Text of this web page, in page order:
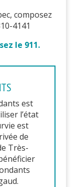
composez
4141
le 911.
est
l’état
est
de
Très-